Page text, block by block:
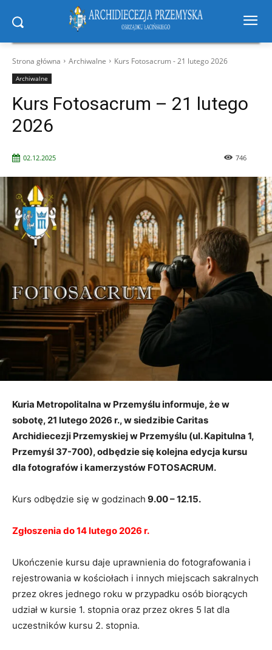
Strona główna Archiwalne Kurs Fotosacrum - 21 lutego 2026
Archiwalne
Kurs Fotosacrum – 21 lutego
2026
02.12.2025 746
Kuria Metropolitalna w Przemyślu informuje, że w
sobotę, 21 lutego 2026 r., w siedzibie Caritas
Archidiecezji Przemyskiej w Przemyślu (ul. Kapitulna 1,
Przemyśl 37-700), odbędzie się kolejna edycja kursu
dla fotografów i kamerzystów FOTOSACRUM.
Kurs odbędzie się w godzinach 9.00 – 12.15.
Zgłoszenia do 14 lutego 2026 r.
Ukończenie kursu daje uprawnienia do fotografowania i
rejestrowania w kościołach i innych miejscach sakralnych
przez okres jednego roku w przypadku osób biorących
udział w kursie 1. stopnia oraz przez okres 5 lat dla
uczestników kursu 2. stopnia.